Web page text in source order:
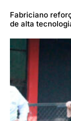
Fabriciano
de alta